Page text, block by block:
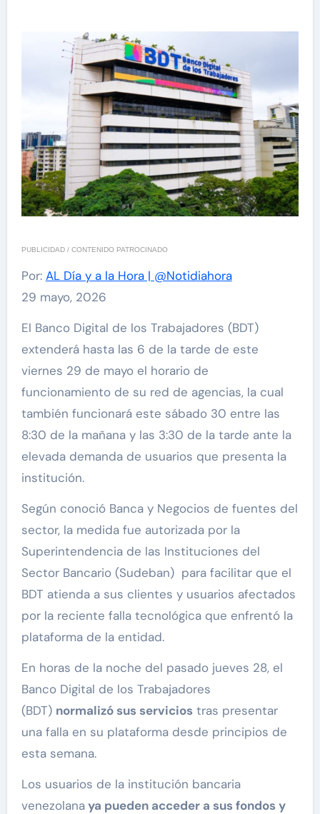
PUBLICIDAD / CONTENIDO PATROCINADO
Por: AL Día y a la Hora | @Notidiahora
29 mayo, 2026
El Banco Digital de los Trabajadores (BDT)
extenderá hasta las 6 de la tarde de este
viernes 29 de mayo el horario de
funcionamiento de su red de agencias, la cual
también funcionará este sábado 30 entre las
8:30 de la mañana y las 3:30 de la tarde ante la
elevada demanda de usuarios que presenta la
institución.
Según conoció Banca y Negocios de fuentes del
sector, la medida fue autorizada por la
Superintendencia de las Instituciones del
Sector Bancario (Sudeban) para facilitar que el
BDT atienda a sus clientes y usuarios afectados
por la reciente falla tecnológica que enfrentó la
plataforma de la entidad.
En horas de la noche del pasado jueves 28, el
Banco Digital de los Trabajadores
(BDT) normalizó sus serviciostras presentar
una falla en su plataforma desde principios de
esta semana.
Los usuarios de la institución bancaria
venezolanaya pueden acceder a sus fondos y